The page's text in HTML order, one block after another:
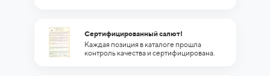
Сертифицированный салют!
Каждая позиция в каталоге прошла
контроль качества и сертифицирована.